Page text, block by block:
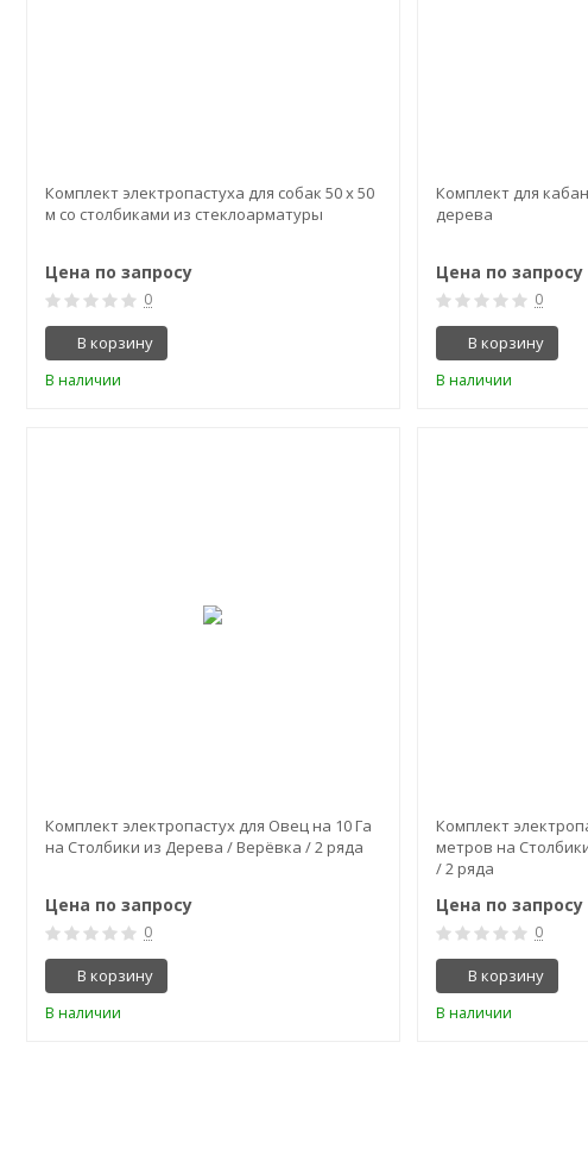
Комплект электропастуха для собак 50 х 50
м со столбиками из стеклоарматуры
Цена по запросу
0
В корзину
В наличии
Комплект для
дерева
Цена по запросу
0
В корзину
В наличии
Комплект электропастух для Овец на 10 Га
на Столбики из Дерева / Верёвка / 2 ряда
Цена по запросу
0
В корзину
В наличии
Комплект
метров на
/ 2 ряда
Цена по запросу
0
В корзину
В наличии